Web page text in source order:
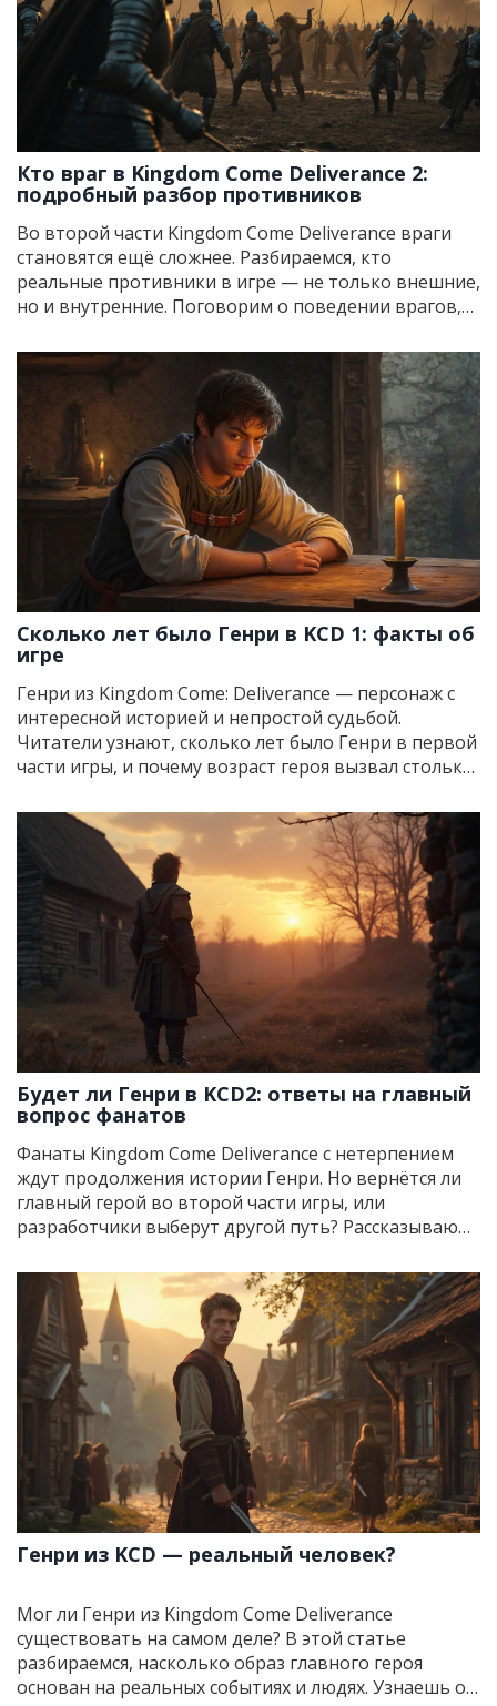
Кто враг в Kingdom Come Deliverance 2:
подробный разбор противников
Во второй части Kingdom Come Deliverance враги
становятся ещё сложнее. Разбираемся, кто
реальные противники в игре — не только внешние,
но и внутренние. Поговорим о поведении врагов,
противостоять им. Расскажем полезные фишки для
выживания и эффективной борьбы. Эта статья не
даст вам заблудиться в подробностях
средневекового конфликта.
Сколько лет было Генри в KCD 1: факты об
игре
Генри из Kingdom Come: Deliverance — персонаж с
интересной историей и непростой судьбой.
Читатели узнают, сколько лет было Генри в первой
части игры, и почему возраст героя вызвал столько
официальные намёки разработчиков,
сравниваются реальные исторические события,
приводятся любопытные детали из игры. Материал
поможет разобраться, как возраст Генри влияет на
сюжет и игровой процесс.
Будет ли Генри в KCD2: ответы на главный
вопрос фанатов
Фанаты Kingdom Come Deliverance с нетерпением
ждут продолжения истории Генри. Но вернётся ли
главный герой во второй части игры, или
разработчики выберут другой путь? Рассказываю
свежими новостями студии Warhorse, а также
мыслями игроков, которые внимательно изучают
каждый намёк. Плюс несколько советов для тех, кто
хочет подготовиться к релизу KCD2. Без воды —
только то, что действительно важно знать.
Генри из KCD — реальный человек?
Мог ли Генри из Kingdom Come Deliverance
существовать на самом деле? В этой статье
разбираемся, насколько образ главного героя
основан на реальных событиях и людях. Узнаешь о